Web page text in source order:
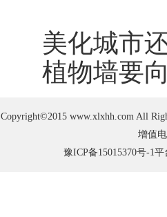
美化城市
植物墙要
Copyright©2015 www.xlxhh.com All
增值
豫ICP备15015370号-1平